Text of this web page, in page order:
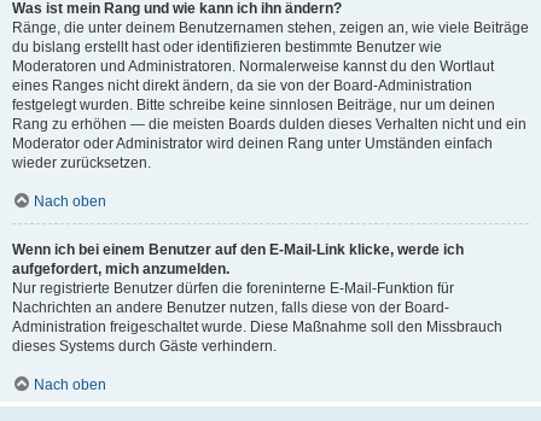
Was ist mein Rang und wie kann ich ihn ändern?
Ränge, die unter deinem Benutzernamen stehen, zeigen an, wie viele Beiträge
du bislang erstellt hast oder identifizieren bestimmte Benutzer wie
Moderatoren und Administratoren. Normalerweise kannst du den Wortlaut
eines Ranges nicht direkt ändern, da sie von der Board-Administration
festgelegt wurden. Bitte schreibe keine sinnlosen Beiträge, nur um deinen
Rang zu erhöhen — die meisten Boards dulden dieses Verhalten nicht und ein
Moderator oder Administrator wird deinen Rang unter Umständen einfach
wieder zurücksetzen.
Nach oben
Wenn ich bei einem Benutzer auf den E-Mail-Link klicke, werde ich
aufgefordert, mich anzumelden.
Nur registrierte Benutzer dürfen die foreninterne E-Mail-Funktion für
Nachrichten an andere Benutzer nutzen, falls diese von der Board-
Administration freigeschaltet wurde. Diese Maßnahme soll den Missbrauch
dieses Systems durch Gäste verhindern.
Nach oben